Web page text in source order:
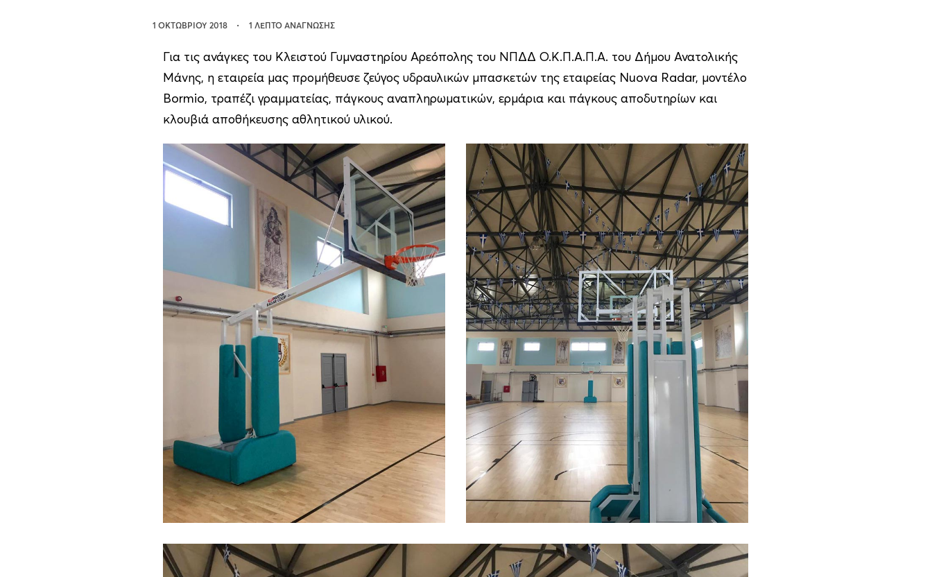
1 ΟΚΤΩΒΡΊΟΥ 2018 1 ΛΕΠΤΟ ΑΝΑΓΝΩΣΗΣ
Για τις ανάγκες του Κλειστού Γυμναστηρίου Αρεόπολης του ΝΠΔΔ Ο.Κ.Π.Α.Π.Α. του Δήμου Ανατολικής
Μάνης, η εταιρεία μας προμήθευσε ζεύγος υδραυλικών μπασκετών της εταιρείας Nuova Radar, μοντέλο
Bormio, τραπέζι γραμματείας, πάγκους αναπληρωματικών, ερμάρια και πάγκους αποδυτηρίων και
κλουβιά αποθήκευσης αθλητικού υλικού.